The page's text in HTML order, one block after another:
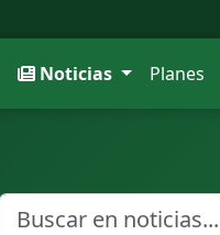
Noticias Planes